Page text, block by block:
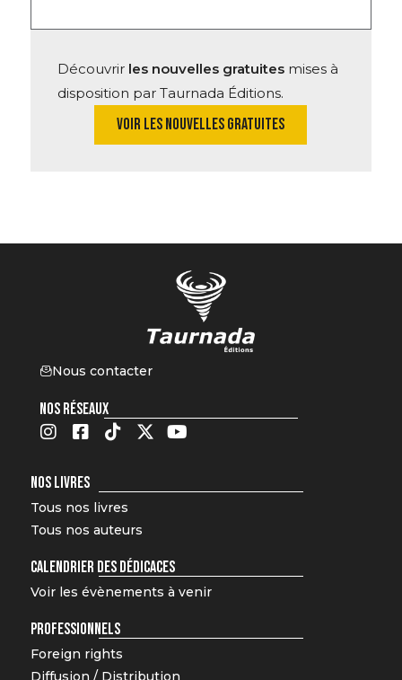
Découvrir les nouvelles gratuitesmises à
disposition par Taurnada Éditions.
VOIR LES NOUVELLES GRATUITES
Nous contacter
NOS RÉSEAUX
NOS LIVRES
Tous nos livres
Tous nos auteurs
CALENDRIER DES DÉDICACES
Voir les évènements à venir
PROFESSIONNELS
Foreign rights
Diffusion / Distribution